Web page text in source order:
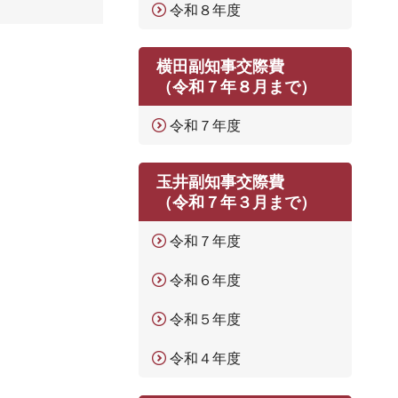
令和８年度
横田副知事交際費
（令和７年８月まで）
令和７年度
玉井副知事交際費
（令和７年３月まで）
令和７年度
令和６年度
令和５年度
令和４年度